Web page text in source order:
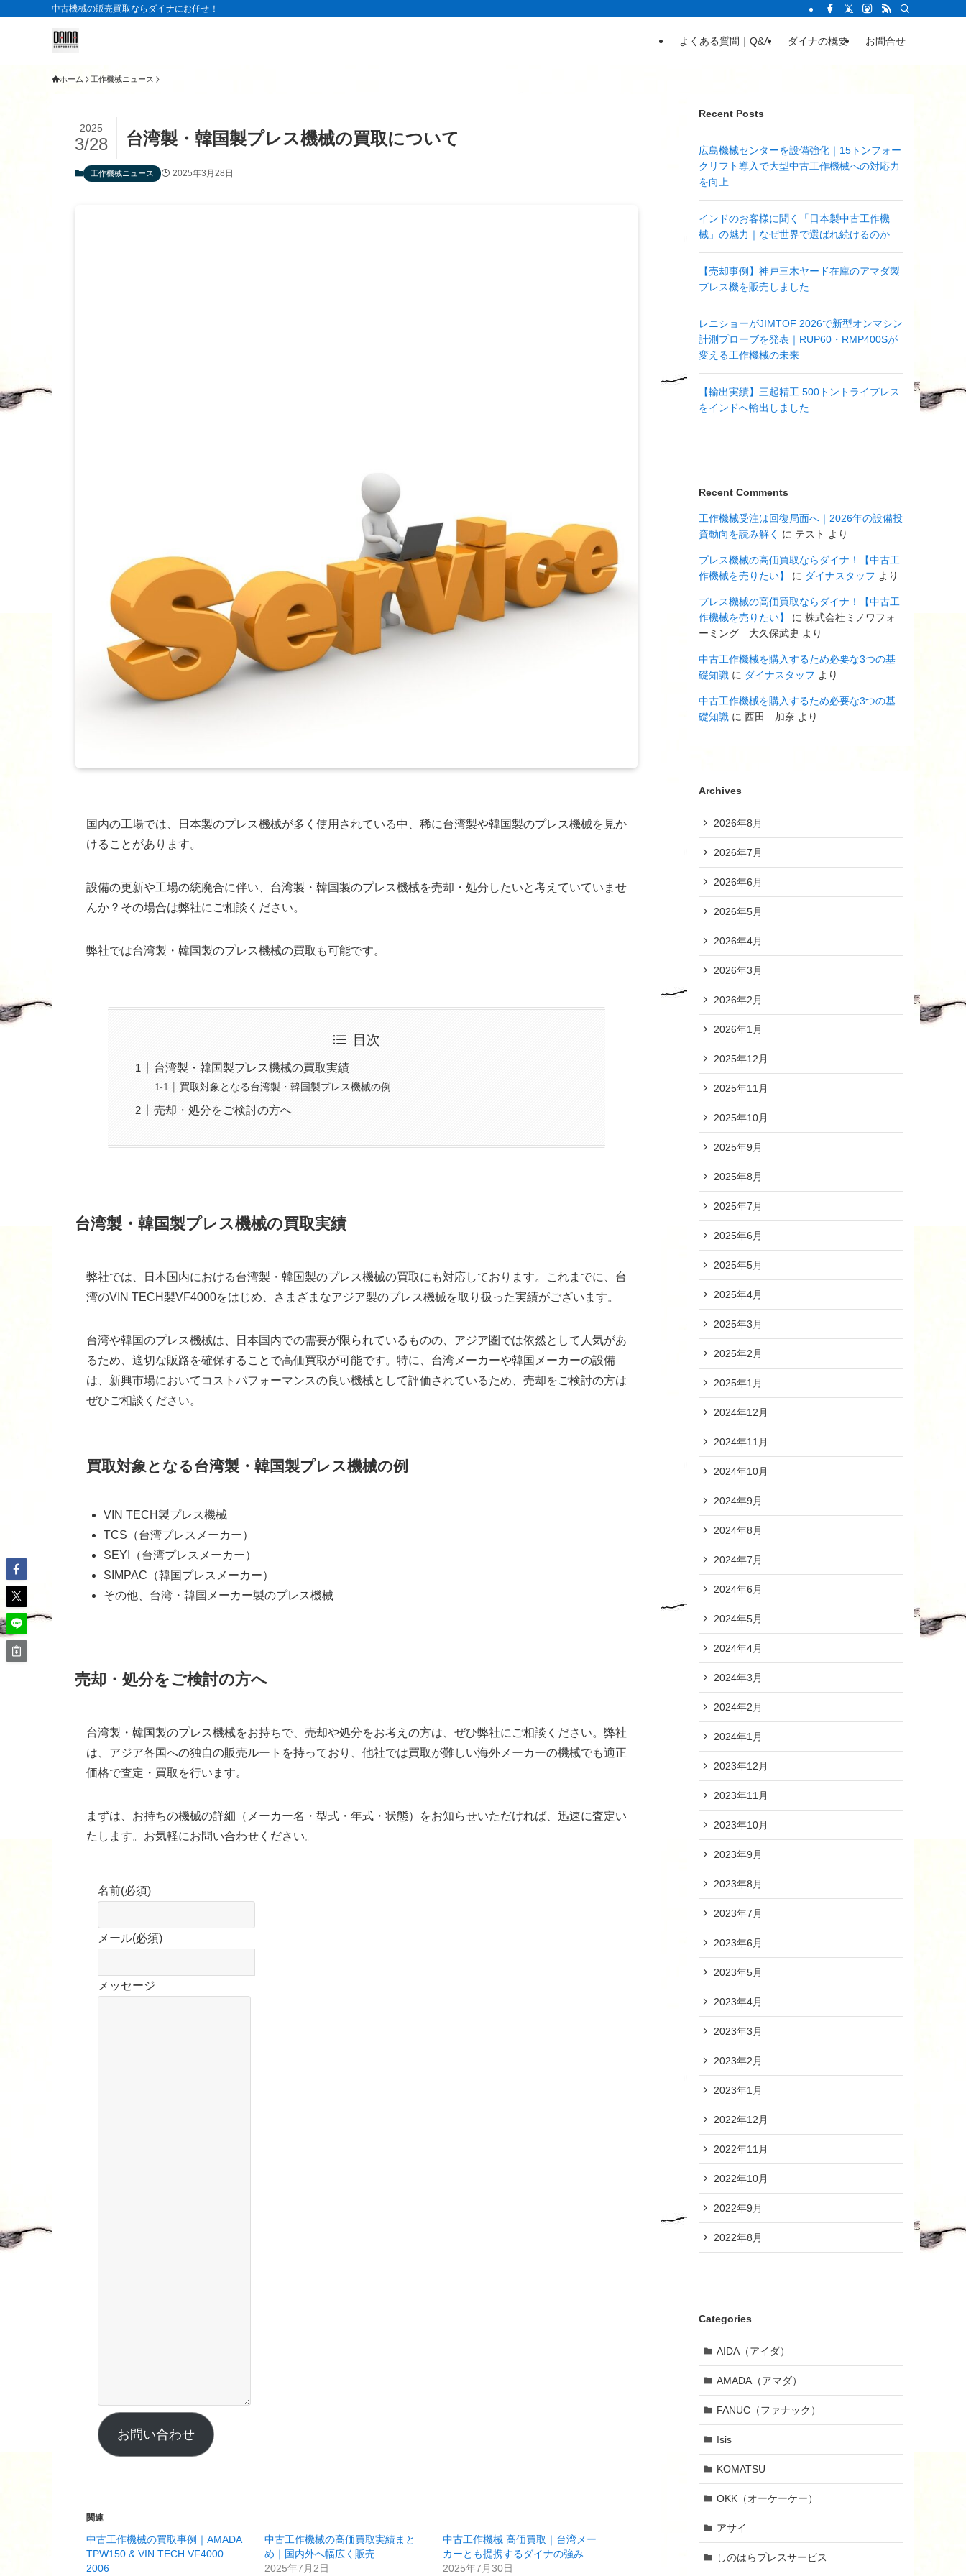
中古機械の販売買取ならダイナにお任せ！
よくある質問｜Q&A ダイナの概要 お問合せ
ホーム 工作機械ニュース
台湾製・韓国製プレス機械の買取について
2025
3/28
工作機械ニュース 2025年3月28日
国内の工場では、日本製のプレス機械が多く使用されている中、稀に台湾製や韓国製のプレス機械を見か
けることがあります。
設備の更新や工場の統廃合に伴い、台湾製・韓国製のプレス機械を売却・処分したいと考えていていませ
んか？その場合は弊社にご相談ください。
弊社では台湾製・韓国製のプレス機械の買取も可能です。
目次
台湾製・韓国製プレス機械の買取実績
買取対象となる台湾製・韓国製プレス機械の例
売却・処分をご検討の方へ
台湾製・韓国製プレス機械の買取実績
弊社では、日本国内における台湾製・韓国製のプレス機械の買取にも対応しております。これまでに、台
湾のVIN TECH製VF4000をはじめ、さまざまなアジア製のプレス機械を取り扱った実績がございます。
台湾や韓国のプレス機械は、日本国内での需要が限られているものの、アジア圏では依然として人気があ
るため、適切な販路を確保することで高価買取が可能です。特に、台湾メーカーや韓国メーカーの設備
は、新興市場においてコストパフォーマンスの良い機械として評価されているため、売却をご検討の方は
ぜひご相談ください。
買取対象となる台湾製・韓国製プレス機械の例
VIN TECH製プレス機械
TCS（台湾プレスメーカー）
SEYI（台湾プレスメーカー）
SIMPAC（韓国プレスメーカー）
その他、台湾・韓国メーカー製のプレス機械
売却・処分をご検討の方へ
台湾製・韓国製のプレス機械をお持ちで、売却や処分をお考えの方は、ぜひ弊社にご相談ください。弊社
は、アジア各国への独自の販売ルートを持っており、他社では買取が難しい海外メーカーの機械でも適正
価格で査定・買取を行います。
まずは、お持ちの機械の詳細（メーカー名・型式・年式・状態）をお知らせいただければ、迅速に査定い
たします。お気軽にお問い合わせください。
名前(必須)
メール(必須)
メッセージ
お問い合わせ
関連
中古工作機械の買取事例｜AMADA
TPW150 & VIN TECH VF4000
2006
中古工作機械の高価買取実績まと
め｜国内外へ幅広く販売
2025年7月2日
中古工作機械 高価買取｜台湾メー
カーとも提携するダイナの強み
2025年7月30日
Recent Posts
広島機械センターを設備強化｜15トンフォー
クリフト導入で大型中古工作機械への対応力
を向上
インドのお客様に聞く「日本製中古工作機
械」の魅力｜なぜ世界で選ばれ続けるのか
【売却事例】神戸三木ヤード在庫のアマダ製
プレス機を販売しました
レニショーがJIMTOF 2026で新型オンマシン
計測プローブを発表｜RUP60・RMP400Sが
変える工作機械の未来
【輸出実績】三起精工 500トントライプレス
をインドへ輸出しました
Recent Comments
工作機械受注は回復局面へ｜2026年の設備投
資動向を読み解く
に テスト より
プレス機械の高価買取ならダイナ！【中古工
作機械を売りたい】
に ダイナスタッフ より
プレス機械の高価買取ならダイナ！【中古工
作機械を売りたい】
に 株式会社ミノワフォ
ーミング 大久保武史 より
中古工作機械を購入するため必要な3つの基
礎知識 に ダイナスタッフ より
中古工作機械を購入するため必要な3つの基
礎知識 に 西田 加奈 より
Archives
2026年8月
2026年7月
2026年6月
2026年5月
2026年4月
2026年3月
2026年2月
2026年1月
2025年12月
2025年11月
2025年10月
2025年9月
2025年8月
2025年7月
2025年6月
2025年5月
2025年4月
2025年3月
2025年2月
2025年1月
2024年12月
2024年11月
2024年10月
2024年9月
2024年8月
2024年7月
2024年6月
2024年5月
2024年4月
2024年3月
2024年2月
2024年1月
2023年12月
2023年11月
2023年10月
2023年9月
2023年8月
2023年7月
2023年6月
2023年5月
2023年4月
2023年3月
2023年2月
2023年1月
2022年12月
2022年11月
2022年10月
2022年9月
2022年8月
Categories
AIDA（アイダ）
AMADA（アマダ）
FANUC（ファナック）
Isis
KOMATSU
OKK（オーケーケー）
アサイ
しのはらプレスサービス